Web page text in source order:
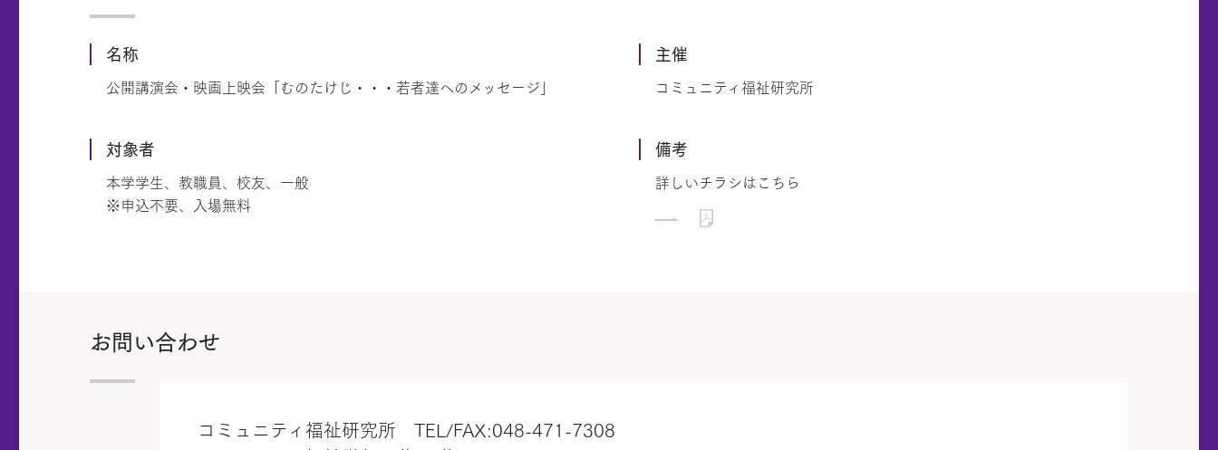
名称
公開講演会・映画上映会「むのたけじ・・・若者達へのメッセージ」
対象者
本学学生、教職員、校友、一般
※申込不要、入場無料
主催
コミュニティ福祉研究所
備考
詳しいチラシはこちら
お問い合わせ
コミュニティ福祉研究所 TEL/FAX:048-471-7308